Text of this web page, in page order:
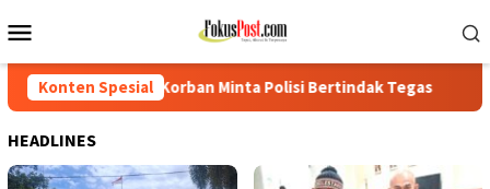
ke
Mobile
Konten Spesial
Minta Polisi Bertindak Tegas PTPN IV Regional I
HEADLINES